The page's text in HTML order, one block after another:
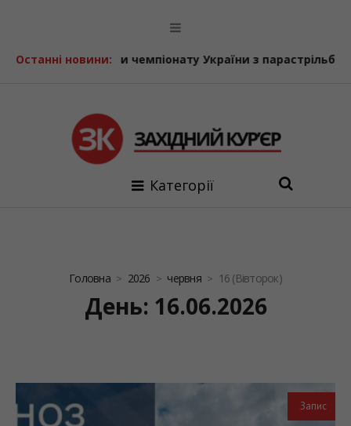
Останні новини:
України з парастрільби з лука У Болехівському
Категорії
Головна 2026 червня 16 (Вівторок)
День: 16.06.2026
Запис